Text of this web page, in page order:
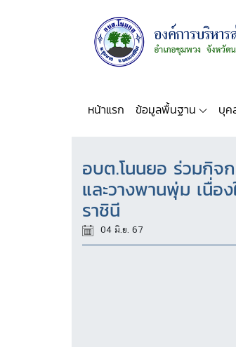
หน้าแรก ข้อมูลพื้นฐาน บุค
อบต.โนนยอ ร่วมกิจ
และวางพานพุ่ม เนื่อ
ราชินี
04 มิ.ย. 67